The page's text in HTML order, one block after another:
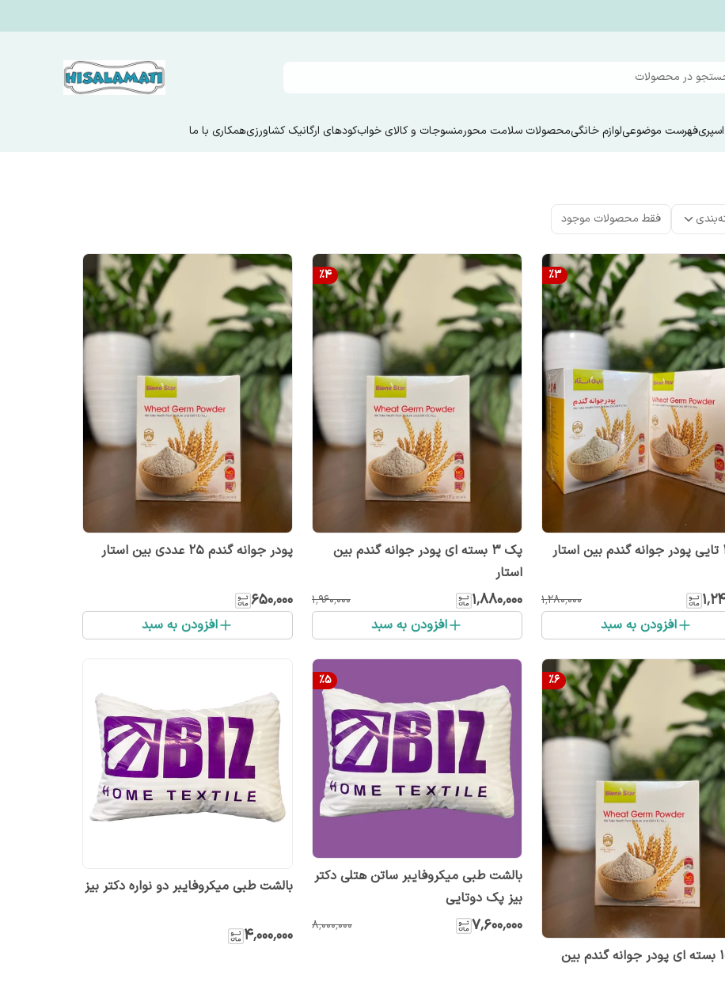
در محصولات
فهرست موضوعیلوازم خانگیمحصولات سلامت محورمنسوجات و کالای خوابکودهای ارگانیک کشاورزیهمکاری با ما
فقط محصولات موجود
%3
۱٬۲۸۰٬۰۰۰
افزودن به سبد
%4
پک 3 بسته ای پودر جوانه گندم بین
استار
۱٬۸۸۰٬۰۰۰ ۱٬۹۶۰٬۰۰۰
افزودن به سبد
پودر جوانه گندم 25 عددی بین استار
۶۵۰٬۰۰۰
افزودن به سبد
%6
پک 10 بسته ای پودر جوانه گندم بین
%5
بالشت طبی میکروفایبر ساتن هتلی دکتر
بیز پک دوتایی
۷٬۶۰۰٬۰۰۰ ۸٬۰۰۰٬۰۰۰
بالشت طبی میکروفایبر دو نواره دکتر بیز
۴٬۰۰۰٬۰۰۰